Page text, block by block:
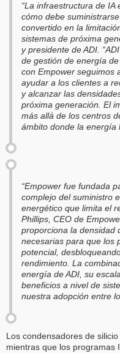
“La infraestructura de
cómo debe
convertido en la
sistemas de próxima
y presidente de ADI.
de gestión de energía
con Empower seguimos
ayudar a los clientes a
y alcanzar las
próxima generación. El
más allá de los centros
ámbito donde la energía
“Empower fue fundada
complejo del suministro
energético que limita el
Phillips, CEO de
proporciona la densidad
necesarias para que los
potencial,
rendimiento. La
energía de ADI, su
beneficios a nivel de
nuestra adopción entre
Los condensadores de
mientras que los programas